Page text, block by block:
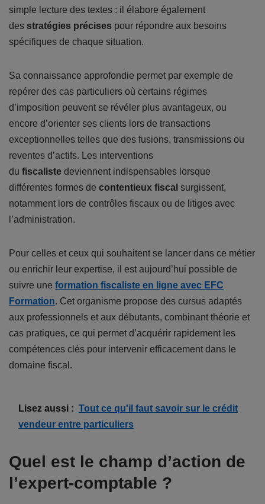
simple lecture des textes : il élabore également
des stratégies précises pour répondre aux besoins
spécifiques de chaque situation.
Sa connaissance approfondie permet par exemple de
repérer des cas particuliers où certains régimes
d’imposition peuvent se révéler plus avantageux, ou
encore d’orienter ses clients lors de transactions
exceptionnelles telles que des fusions, transmissions ou
reventes d’actifs. Les interventions
du fiscaliste deviennent indispensables lorsque
différentes formes de contentieux fiscal surgissent,
notamment lors de contrôles fiscaux ou de litiges avec
l’administration.
Pour celles et ceux qui souhaitent se lancer dans ce métier
ou enrichir leur expertise, il est aujourd’hui possible de
suivre une formation fiscaliste en ligne avec EFC
Formation. Cet organisme propose des cursus adaptés
aux professionnels et aux débutants, combinant théorie et
cas pratiques, ce qui permet d’acquérir rapidement les
compétences clés pour intervenir efficacement dans le
domaine fiscal.
Lisez aussi : Tout ce qu'il faut savoir sur le crédit
vendeur entre particuliers
Quel est le champ d’action de
l’expert-comptable ?